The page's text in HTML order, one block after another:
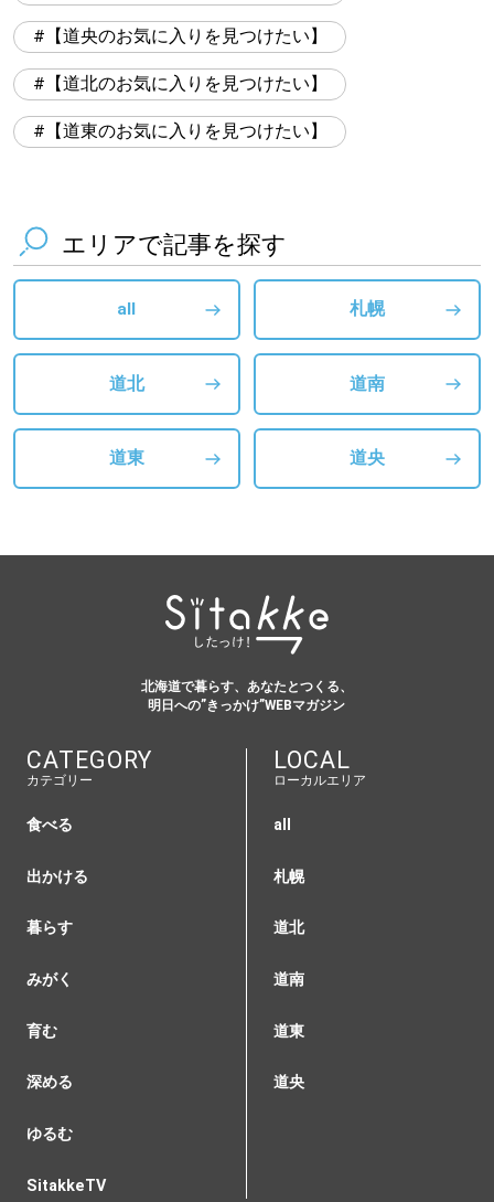
【道央のお気に入りを見つけたい】
【道北のお気に入りを見つけたい】
【道東のお気に入りを見つけたい】
エリアで記事を探す
all 札幌
道北 道南
道東 道央
北海道で暮らす、あなたとつくる、
明日への”きっかけ”WEBマガジン
CATEGORY
カテゴリー
食べる
出かける
暮らす
みがく
育む
深める
ゆるむ
SitakkeTV
LOCAL
ローカルエリア
all
札幌
道北
道南
道東
道央